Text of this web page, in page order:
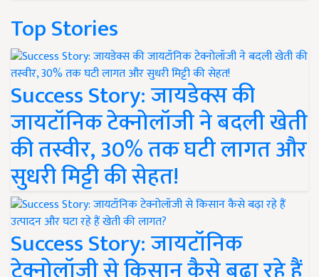
Top Stories
Success Story: जायडेक्स की
जायटॉनिक टेक्नोलॉजी ने बदली खेती
की तस्वीर, 30% तक घटी लागत और
सुधरी मिट्टी की सेहत!
Success Story: जायटॉनिक